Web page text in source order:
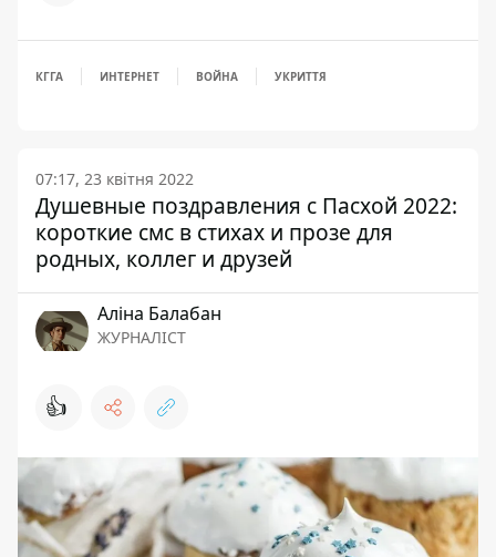
КГГА ИНТЕРНЕТ ВОЙНА УКРИТТЯ
07:17, 23 квітня 2022
Душевные поздравления с Пасхой 2022:
короткие смс в стихах и прозе для
родных, коллег и друзей
Аліна Балабан
ЖУРНАЛІСТ
👍